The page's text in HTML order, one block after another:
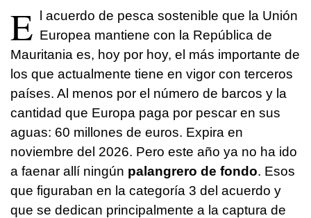
E l acuerdo de pesca sostenible que la Unión
Europea mantiene con la República de
Mauritania es, hoy por hoy, el más importante de
los que actualmente tiene en vigor con terceros
países. Al menos por el número de barcos y la
cantidad que Europa paga por pescar en sus
aguas: 60 millones de euros. Expira en
noviembre del 2026. Pero este año ya no ha ido
a faenar allí ningún palangrero de fondo. Esos
que figuraban en la categoría 3 del acuerdo y
que se dedican principalmente a la captura de